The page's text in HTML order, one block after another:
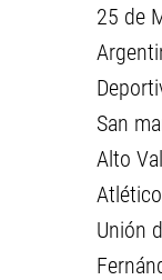
25 de
San
Alto
Unión